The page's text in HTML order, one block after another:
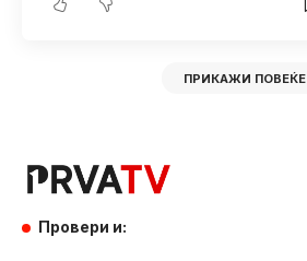
ПРИКАЖИ ПОВЕЌЕ
Провери и: